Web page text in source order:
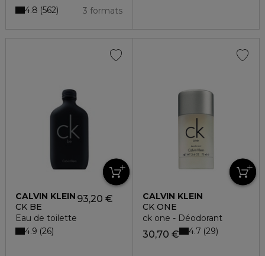
3 formats
4.8 562
CALVIN KLEIN
CK BE
Eau de toilette
93,20 €
4.9 26
CALVIN KLEIN
CK ONE
ck one - Déodorant
30,70 € 4.7 29